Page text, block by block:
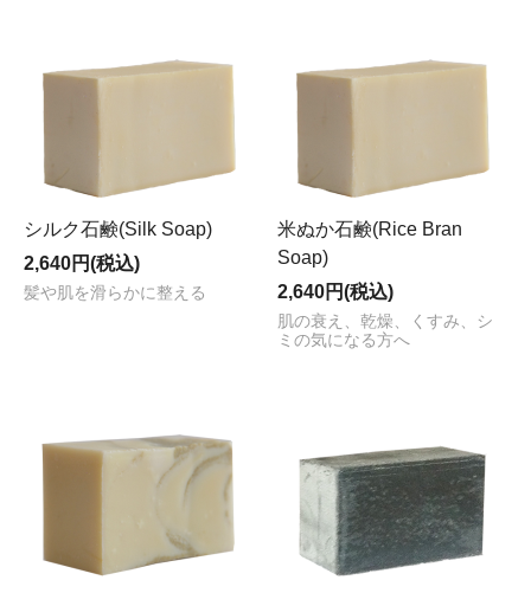
シルク石鹸(Silk Soap)
2,640円(税込)
髪や肌を滑らかに整える
米ぬか石鹸(Rice Bran
Soap)
2,640円(税込)
肌の衰え、乾燥、くすみ、シ
ミの気になる方へ